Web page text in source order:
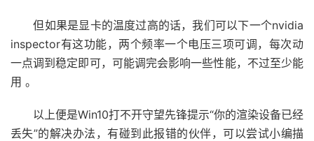
但如果是显卡的温度过高的话，我们可以下一个nvidia
inspector有这功能，两个频率一个电压三项可调，每次动
一点调到稳定即可，可能调完会影响一些性能，不过至少能
用 。
以上便是Win10打不开守望先锋提示“你的渲染设备已经
丢失”的解决办法，有碰到此报错的伙伴，可以尝试小编描